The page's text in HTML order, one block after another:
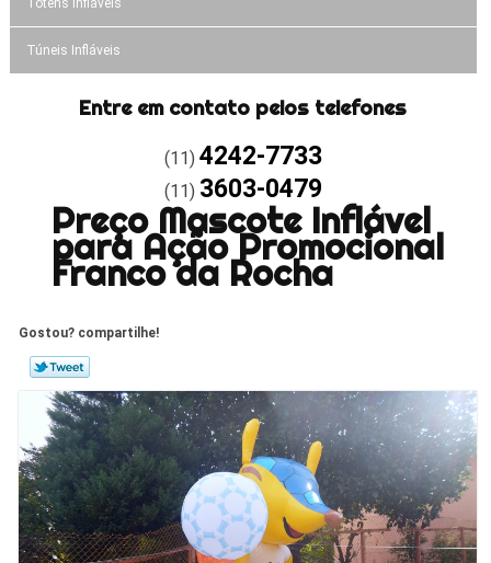
Totens infláveis
Túneis Infláveis
Entre em contato pelos telefones
(11) 4242-7733
(11) 3603-0479
Preço Mascote Inflável
para Ação Promocional
Franco da Rocha
Gostou? compartilhe!